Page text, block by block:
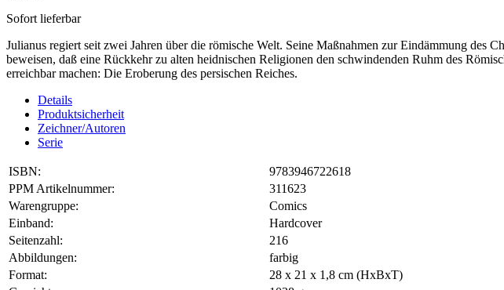
Sofort lieferbar
Julianus regiert seit zwei Jahren über die römische Welt. Seine Maßnahmen zur Eindämmung des
beweisen, daß eine Rückkehr zu alten heidnischen Religionen den schwindenden Ruhm des
erreichbar machen: Die Eroberung des persischen Reiches.
Details
Produktsicherheit
Zeichner/Autoren
Serie
ISBN:
9783946722618
PPM Artikelnummer:
311623
Warengruppe:
Comics
Einband:
Hardcover
Seitenzahl:
216
Abbildungen:
farbig
Format:
28 x 21 x 1,8 cm (HxBxT)